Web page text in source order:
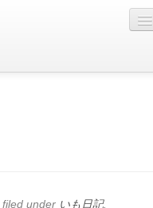
filed under いも日記.